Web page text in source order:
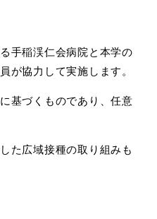
手稲渓仁会病院と本学の
が協力して実施します。
基づくものであり、任意
た広域接種の取り組みも